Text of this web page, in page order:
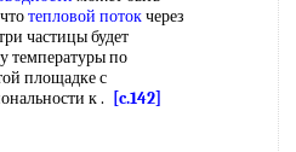
тепловой потокчерез
частицы будет
температуры по
площадке с
к .
[c.142]